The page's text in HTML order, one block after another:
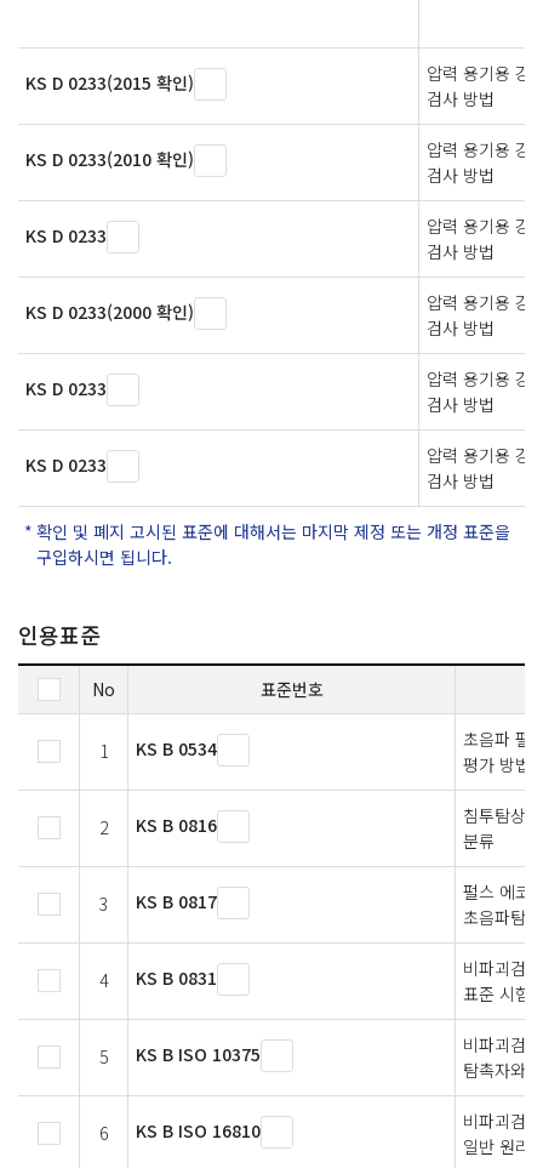
KS D 0233(2015 확인)
압력 용기용 강
검사 방법
KS D 0233(2010 확인)
압력 용기용 강
검사 방법
KS D 0233
압력 용기용 강
검사 방법
KS D 0233(2000 확인)
압력 용기용 강
검사 방법
KS D 0233
압력 용기용 강
검사 방법
KS D 0233
압력 용기용 강
검사 방법
확인 및 폐지 고시된 표준에 대해서는 마지막 제정 또는 개정 표준을
구입하시면 됩니다.
인용표준
No 표준번호
1 KS B 0534
초음파 펄
평가 방법
2 KS B 0816
침투탐상
분류
3 KS B 0817
펄스 에코
초음파탐
4 KS B 0831
비파괴검
표준 시험
5 KS B ISO 10375
비파괴검
탐촉자와
6 KS B ISO 16810
비파괴검
일반 원리